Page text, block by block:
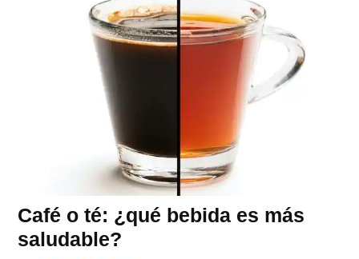
Café o té: ¿qué bebida es más
saludable?